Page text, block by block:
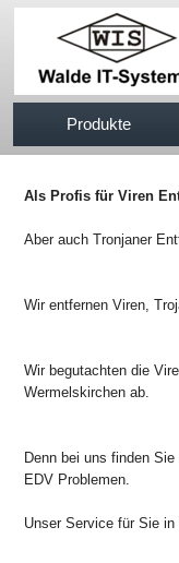
Produkte
Als Profis für Viren
Aber auch Tronjaner
Wir entfernen Viren,
Wir begutachten die
Wermelskirchen ab.
Denn bei uns finden
EDV Problemen.
Unser Service für Sie